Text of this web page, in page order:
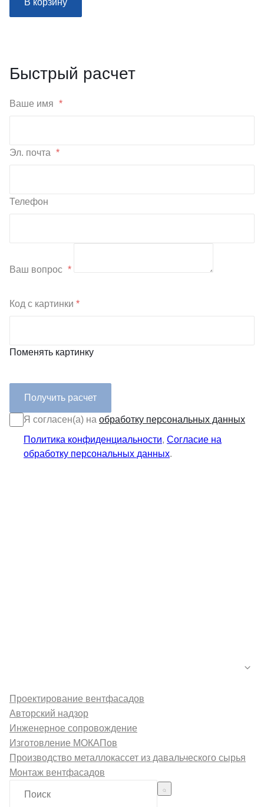
Быстрый расчет
Ваше имя *
Эл. почта *
Телефон
Ваш вопрос *
Поменять картинку
Код с картинки *
Я согласен(а) на обработку персональных данных
Политика конфиденциальности, Согласие на
обработку персональных данных.
Проектирование вентфасадов
Авторский надзор
Инженерное сопровождение
Изготовление МОКАПов
Производство металлокассет из давальческого сырья
Монтаж вентфасадов